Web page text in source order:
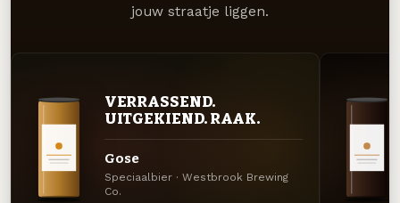
jouw straatje liggen.
VERRASSEND.
UITGEKIEND. RAAK.
Gose
Speciaalbier · Westbrook Brewing
Co.